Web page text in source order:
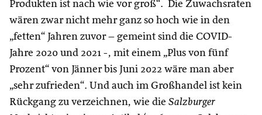
Produkten ist nach wie vor groß“. Die Zuwachsraten
wären zwar nicht mehr ganz so hoch wie in den
„fetten“ Jahren zuvor – gemeint sind die COVID-
Jahre 2020 und 2021 -, mit einem „Plus von fünf
Prozent“ von Jänner bis Juni 2022 wäre man aber
„sehr zufrieden“. Und auch im Großhandel ist kein
Rückgang zu verzeichnen, wie die Salzburger